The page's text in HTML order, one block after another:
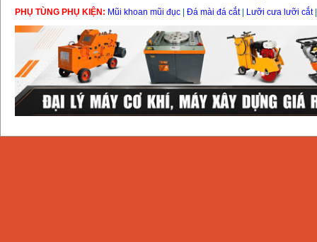
PHỤ TÙNG PHỤ KIỆN: Mũi khoan mũi đục Đá mài đá cắt| Lưỡi cưa lưỡi cắt